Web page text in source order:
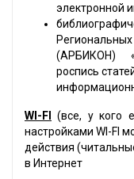
электронной
(АРБИКОН)
роспись
WI-FI
(все, у кого
настройками WI-FI
действия
в Интернет